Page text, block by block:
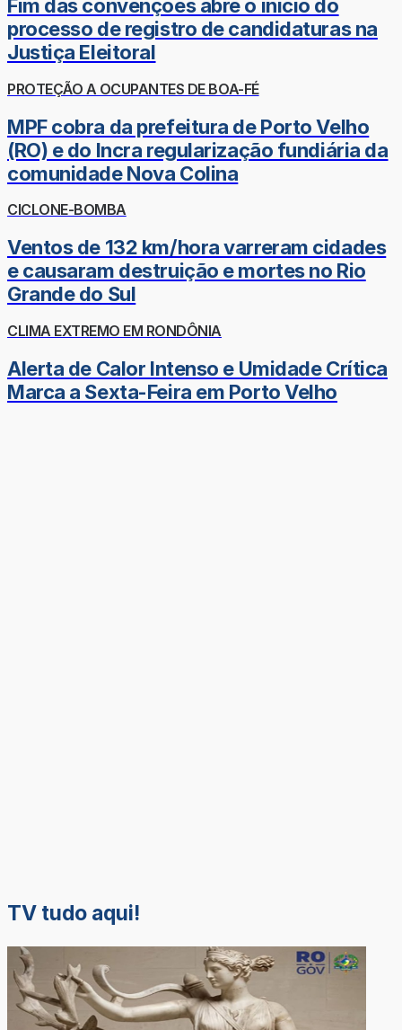
Fim das convenções abre o início do
processo de registro de candidaturas na
Justiça Eleitoral
PROTEÇÃO A OCUPANTES DE BOA-FÉ
MPF cobra da prefeitura de Porto Velho
(RO) e do Incra regularização fundiária da
comunidade Nova Colina
CICLONE-BOMBA
Ventos de 132 km/hora varreram cidades
e causaram destruição e mortes no Rio
Grande do Sul
CLIMA EXTREMO EM RONDÔNIA
Alerta de Calor Intenso e Umidade Crítica
Marca a Sexta-Feira em Porto Velho
TV tudo aqui!